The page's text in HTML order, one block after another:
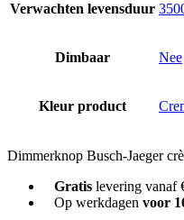
Verwachten levensduur
Dimbaar Nee
Kleur product
Dimmerknop Busch-Jaeger
Gratislevering vanaf
Op werkdagen voor